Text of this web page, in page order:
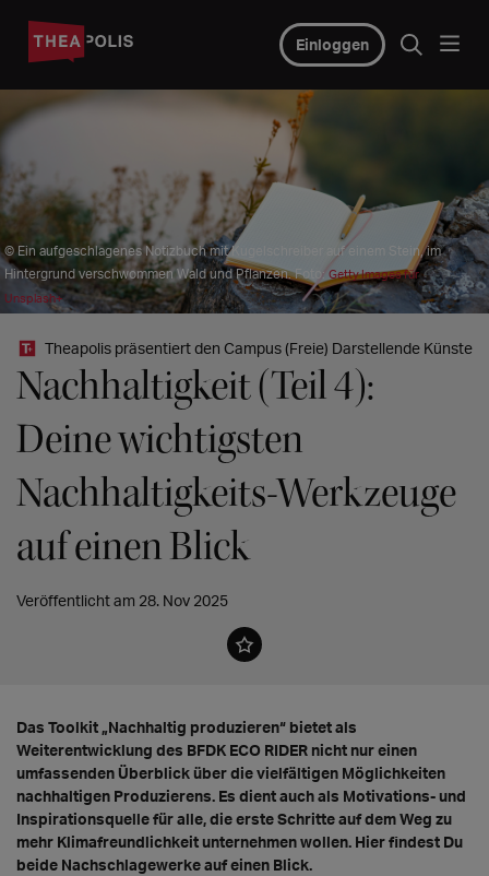
Einloggen
© Ein aufgeschlagenes Notizbuch mit Kugelschreiber auf einem Stein, im
Hintergrund verschwommen Wald und Pflanzen. Foto: Getty Images für
Unsplash+
Theapolis präsentiert den Campus (Freie) Darstellende Künste
Nachhaltigkeit (Teil 4):
Deine wichtigsten
Nachhaltigkeits-Werkzeuge
auf einen Blick
Veröffentlicht am 28. Nov 2025
Das Toolkit „Nachhaltig produzieren“ bietet als
Weiterentwicklung des BFDK ECO RIDER nicht nur einen
umfassenden Überblick über die vielfältigen Möglichkeiten
nachhaltigen Produzierens. Es dient auch als Motivations- und
Inspirationsquelle für alle, die erste Schritte auf dem Weg zu
mehr Klimafreundlichkeit unternehmen wollen. Hier findest Du
beide Nachschlagewerke auf einen Blick.